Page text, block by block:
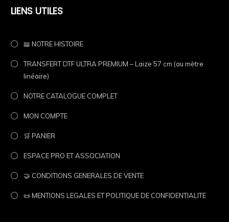
LIENS UTILES
📖 NOTRE HISTOIRE
TRANSFERT DTF ULTRA PREMIUM – Laize 57 cm (au mètre
linéaire)
NOTRE CATALOGUE COMPLET
MON COMPTE
🛒 PANIER
ESPACE PRO ET ASSOCIATION
🤝 CONDITIONS GENERALES DE VENTE
📜 MENTIONS LEGALES ET POLITIQUE DE CONFIDENTIALITE